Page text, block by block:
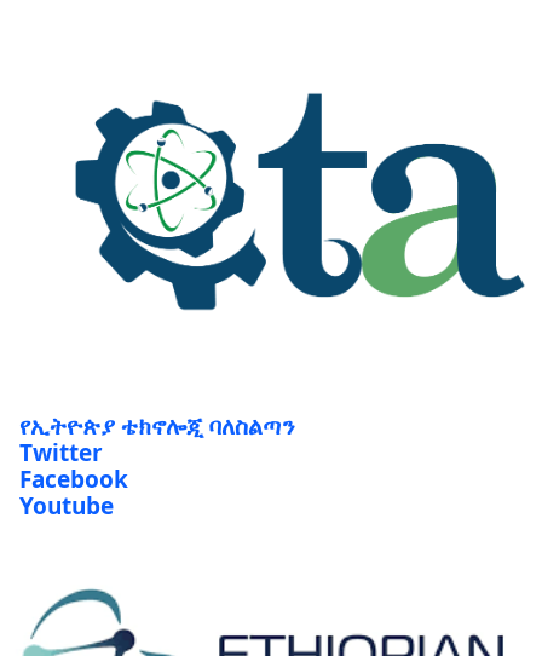
የኢትዮጵያ ቴክኖሎጂ ባለስልጣን
Twitter
Facebook
Youtube